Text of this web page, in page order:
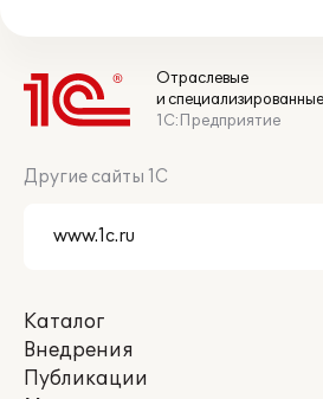
Отраслевые
и
1С:Предприятие
Другие сайты 1С
Каталог
Внедрения
Публикации